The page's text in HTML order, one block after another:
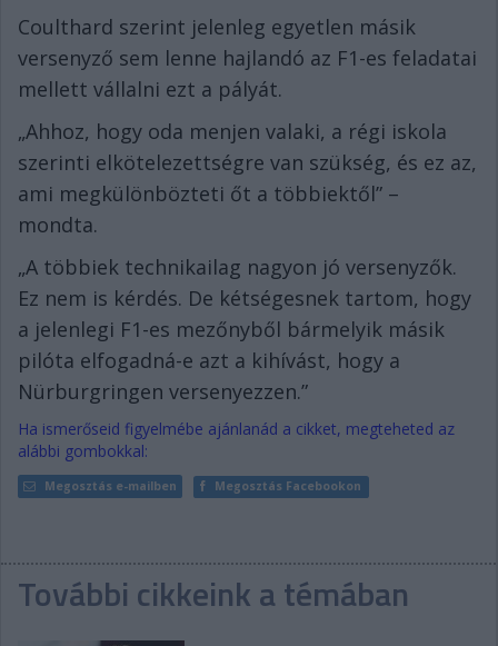
Coulthard szerint jelenleg egyetlen másik
versenyző sem lenne hajlandó az F1-es feladatai
mellett vállalni ezt a pályát.
„Ahhoz, hogy oda menjen valaki, a régi iskola
szerinti elkötelezettségre van szükség, és ez az,
ami megkülönbözteti őt a többiektől” –
mondta.
„A többiek technikailag nagyon jó versenyzők.
Ez nem is kérdés. De kétségesnek tartom, hogy
a jelenlegi F1-es mezőnyből bármelyik másik
pilóta elfogadná-e azt a kihívást, hogy a
Nürburgringen versenyezzen.”
Ha ismerőseid figyelmébe ajánlanád a cikket, megteheted az
alábbi gombokkal:
Megosztás e-mailben Megosztás Facebookon
További cikkeink a témában